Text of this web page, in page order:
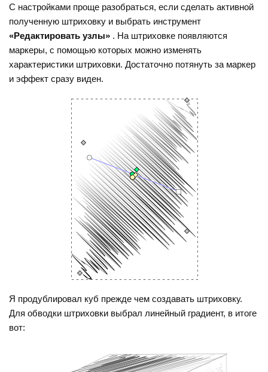
С настройками проще разобраться, если сделать активной
полученную штриховку и выбрать инструмент
«Редактировать узлы» . На штриховке появляются
маркеры, с помощью которых можно изменять
характеристики штриховки. Достаточно потянуть за маркер
и эффект сразу виден.
Я продублировал куб прежде чем создавать штриховку.
Для обводки штриховки выбрал линейный градиент, в итоге
вот: